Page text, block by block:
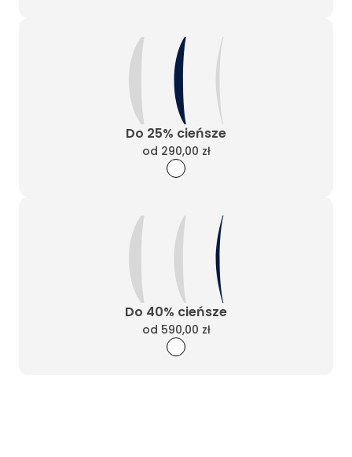
Do 25% cieńsze
od 290,00 zł
Do 40% cieńsze
od 590,00 zł